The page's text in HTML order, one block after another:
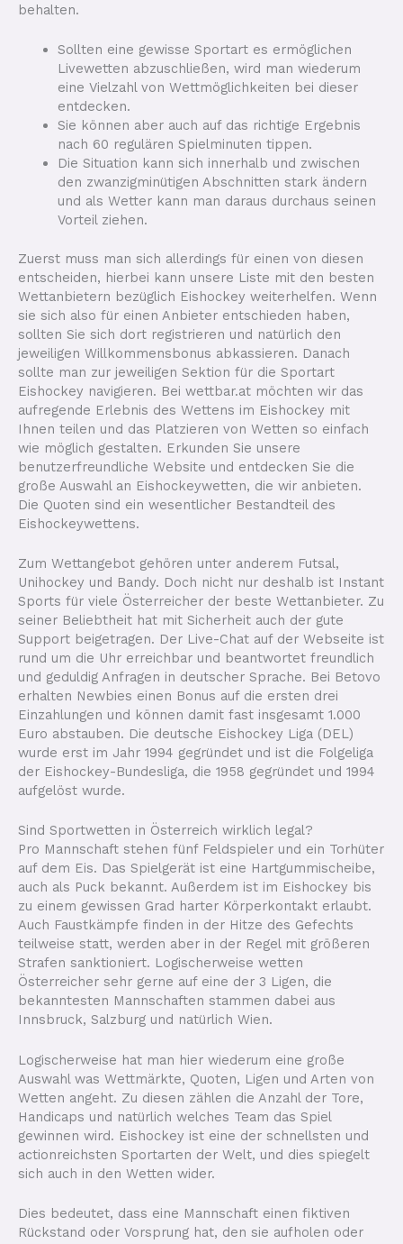
behalten.
Sollten eine gewisse Sportart es ermöglichen
Livewetten abzuschließen, wird man wiederum
eine Vielzahl von Wettmöglichkeiten bei dieser
entdecken.
Sie können aber auch auf das richtige Ergebnis
nach 60 regulären Spielminuten tippen.
Die Situation kann sich innerhalb und zwischen
den zwanzigminütigen Abschnitten stark ändern
und als Wetter kann man daraus durchaus seinen
Vorteil ziehen.
Zuerst muss man sich allerdings für einen von diesen
entscheiden, hierbei kann unsere Liste mit den besten
Wettanbietern bezüglich Eishockey weiterhelfen. Wenn
sie sich also für einen Anbieter entschieden haben,
sollten Sie sich dort registrieren und natürlich den
jeweiligen Willkommensbonus abkassieren. Danach
sollte man zur jeweiligen Sektion für die Sportart
Eishockey navigieren. Bei wettbar.at möchten wir das
aufregende Erlebnis des Wettens im Eishockey mit
Ihnen teilen und das Platzieren von Wetten so einfach
wie möglich gestalten. Erkunden Sie unsere
benutzerfreundliche Website und entdecken Sie die
große Auswahl an Eishockeywetten, die wir anbieten.
Die Quoten sind ein wesentlicher Bestandteil des
Eishockeywettens.
Zum Wettangebot gehören unter anderem Futsal,
Unihockey und Bandy. Doch nicht nur deshalb ist Instant
Sports für viele Österreicher der beste Wettanbieter. Zu
seiner Beliebtheit hat mit Sicherheit auch der gute
Support beigetragen. Der Live-Chat auf der Webseite ist
rund um die Uhr erreichbar und beantwortet freundlich
und geduldig Anfragen in deutscher Sprache. Bei Betovo
erhalten Newbies einen Bonus auf die ersten drei
Einzahlungen und können damit fast insgesamt 1.000
Euro abstauben. Die deutsche Eishockey Liga (DEL)
wurde erst im Jahr 1994 gegründet und ist die Folgeliga
der Eishockey-Bundesliga, die 1958 gegründet und 1994
aufgelöst wurde.
Sind Sportwetten in Österreich wirklich legal?
Pro Mannschaft stehen fünf Feldspieler und ein Torhüter
auf dem Eis. Das Spielgerät ist eine Hartgummischeibe,
auch als Puck bekannt. Außerdem ist im Eishockey bis
zu einem gewissen Grad harter Körperkontakt erlaubt.
Auch Faustkämpfe finden in der Hitze des Gefechts
teilweise statt, werden aber in der Regel mit größeren
Strafen sanktioniert. Logischerweise wetten
Österreicher sehr gerne auf eine der 3 Ligen, die
bekanntesten Mannschaften stammen dabei aus
Innsbruck, Salzburg und natürlich Wien.
Logischerweise hat man hier wiederum eine große
Auswahl was Wettmärkte, Quoten, Ligen und Arten von
Wetten angeht. Zu diesen zählen die Anzahl der Tore,
Handicaps und natürlich welches Team das Spiel
gewinnen wird. Eishockey ist eine der schnellsten und
actionreichsten Sportarten der Welt, und dies spiegelt
sich auch in den Wetten wider.
Dies bedeutet, dass eine Mannschaft einen fiktiven
Rückstand oder Vorsprung hat, den sie aufholen oder